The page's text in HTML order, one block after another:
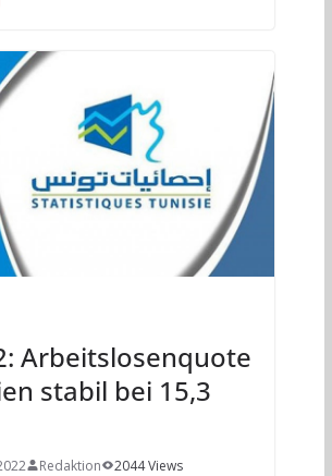
Arbeitslosenquote
stabil bei 15,3
Redaktion
2044 Views